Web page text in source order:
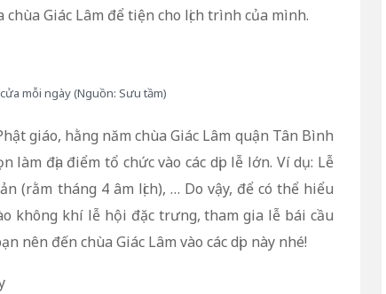
Giác Lâm để tiện cho lịch trình của mình.
mỗi ngày (Nguồn: Sưu tầm)
giáo, hằng năm chùa Giác Lâm quận Tân Bình
địa điểm tổ chức vào các dịp lễ lớn. Ví dụ: Lễ
(rằm tháng 4 âm lịch), … Do vậy, để có thể hiểu
không khí lễ hội đặc trưng, tham gia lễ bái cầu
nên đến chùa Giác Lâm vào các dịp này nhé!